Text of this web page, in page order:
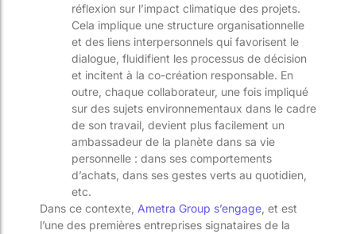
réflexion sur l’impact climatique des projets.
Cela implique une structure organisationnelle
et des liens interpersonnels qui favorisent le
dialogue, fluidifient les processus de décision
et incitent à la co-création responsable. En
outre, chaque collaborateur, une fois impliqué
sur des sujets environnementaux dans le cadre
de son travail, devient plus facilement un
ambassadeur de la planète dans sa vie
personnelle : dans ses comportements
d’achats, dans ses gestes verts au quotidien,
etc.
Dans ce contexte, Ametra Group s’engage , et est
l’une des premières entreprises signataires de la